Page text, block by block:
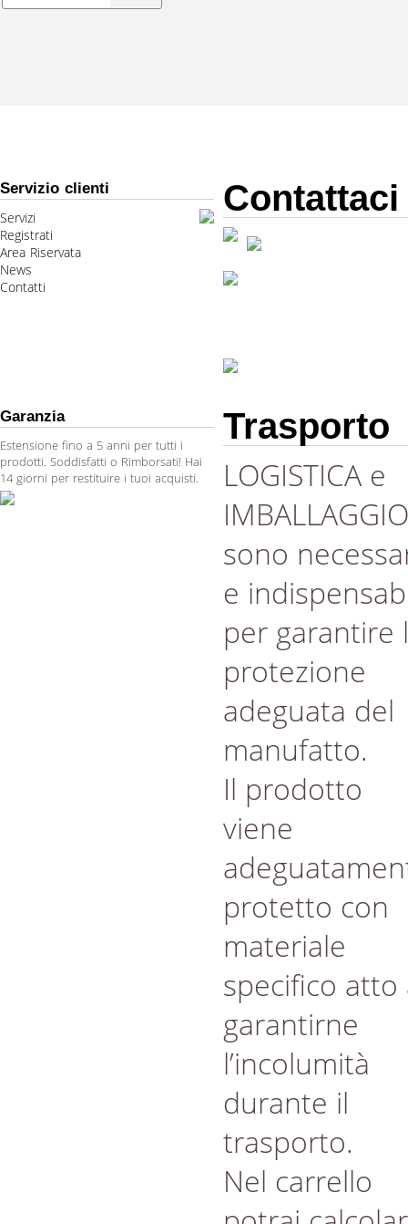
Servizio clienti
Servizi
Registrati
Area Riservata
News
Contatti
Contattaci
Garanzia
Estensione fino a 5 anni per tutti i
prodotti. Soddisfatti o Rimborsati! Hai
14 giorni per restituire i tuoi acquisti.
Trasporto
LOGISTICA e
IMBALLAGGIO
sono
e
per garantire
protezione
adeguata del
manufatto.
Il prodotto
viene
protetto con
materiale
specifico atto
garantirne
l’incolumità
durante il
trasporto.
Nel carrello